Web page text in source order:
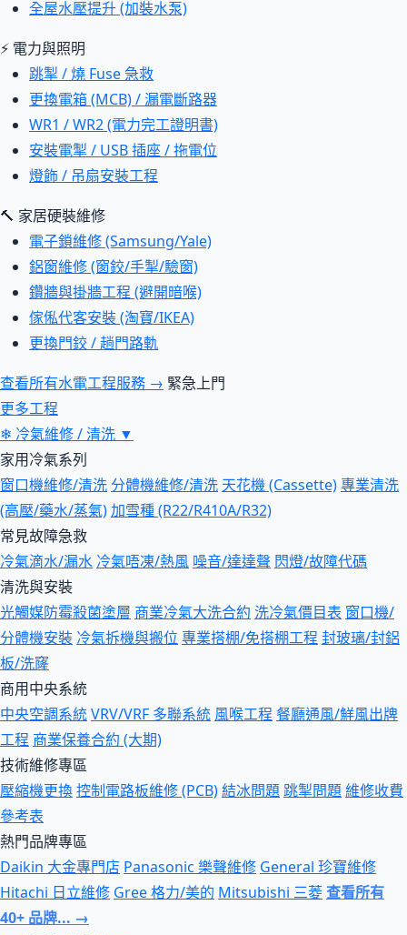
全屋水壓提升 (加裝水泵)
⚡ 電力與照明
跳掣 / 燒 Fuse 急救
更換電箱 (MCB) / 漏電斷路器
WR1 / WR2 (電力完工證明書)
安裝電掣 / USB 插座 / 拖電位
燈飾 / 吊扇安裝工程
🔨 家居硬裝維修
電子鎖維修 (Samsung/Yale)
鋁窗維修 (窗鉸/手掣/驗窗)
鑽牆與掛牆工程 (避開暗喉)
傢俬代客安裝 (淘寶/IKEA)
更換門鉸 / 趟門路軌
查看所有水電工程服務 → 緊急上門
更多工程
❄ 冷氣維修 / 清洗 ▼
家用冷氣系列
窗口機維修/清洗 分體機維修/清洗 天花機 (Cassette)專業清洗
(高壓/藥水/蒸氣)加雪種 (R22/R410A/R32)
常見故障急救
冷氣滴水/漏水 冷氣唔凍/熱風 噪音/達達聲 閃燈/故障代碼
清洗與安裝
光觸媒防霉殺菌塗層 商業冷氣大洗合約 洗冷氣價目表 窗口機/
分體機安裝 冷氣拆機與搬位 專業搭棚/免搭棚工程 封玻璃/封鋁
板/洗窿
商用中央系統
中央空調系統VRV/VRF 多聯系統 風喉工程 餐廳通風/鮮風出牌
工程 商業保養合約 (大期)
技術維修專區
壓縮機更換控制電路板維修 (PCB)結冰問題跳掣問題維修收費
參考表
熱門品牌專區
Daikin 大金專門店 Panasonic 樂聲維修 General 珍寶維修
Hitachi 日立維修 Gree 格力/美的 Mitsubishi 三菱查看所有
40+ 品牌... →